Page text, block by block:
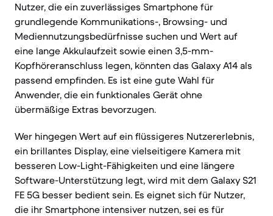
Nutzer, die ein zuverlässiges Smartphone für
grundlegende Kommunikations-, Browsing- und
Mediennutzungsbedürfnisse suchen und Wert auf
eine lange Akkulaufzeit sowie einen 3,5-mm-
Kopfhöreranschluss legen, könnten das Galaxy A14 als
passend empfinden. Es ist eine gute Wahl für
Anwender, die ein funktionales Gerät ohne
übermäßige Extras bevorzugen.
Wer hingegen Wert auf ein flüssigeres Nutzererlebnis,
ein brillantes Display, eine vielseitigere Kamera mit
besseren Low-Light-Fähigkeiten und eine längere
Software-Unterstützung legt, wird mit dem Galaxy S21
FE 5G besser bedient sein. Es eignet sich für Nutzer,
die ihr Smartphone intensiver nutzen, sei es für